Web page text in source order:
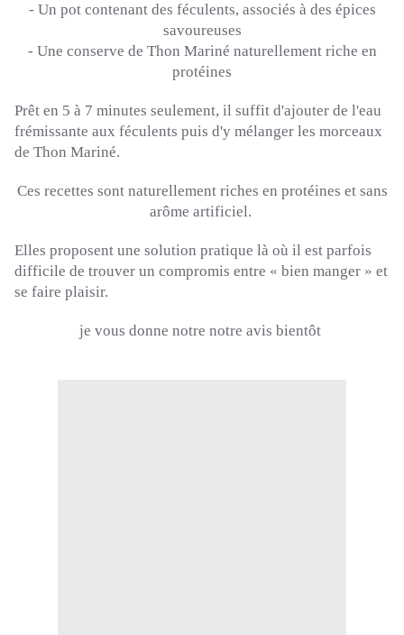
- Un pot contenant des féculents, associés à des épices
savoureuses
- Une conserve de Thon Mariné naturellement riche en
protéines
Prêt en 5 à 7 minutes seulement, il suffit d'ajouter de l'eau
frémissante aux féculents puis d'y mélanger les morceaux
de Thon Mariné.
Ces recettes sont naturellement riches en protéines et sans
arôme artificiel.
Elles proposent une solution pratique là où il est parfois
difficile de trouver un compromis entre « bien manger » et
se faire plaisir.
je vous donne notre notre avis bientôt